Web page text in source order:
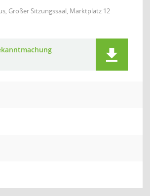
Großer Sitzungssaal, Marktplatz 12